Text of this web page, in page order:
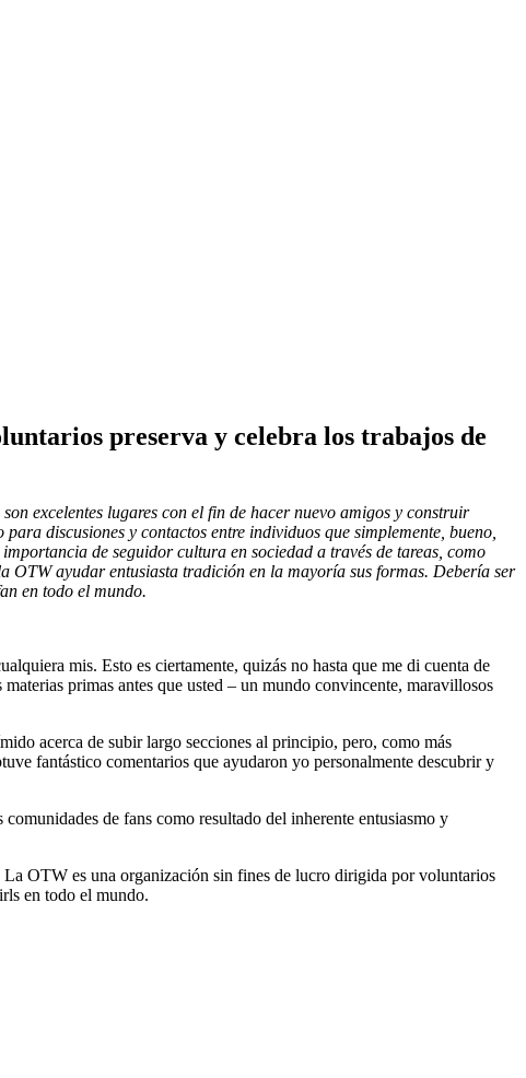
preserva y celebra los trabajos de
excelentes lugares con el fin de hacer nuevo amigos y construir
discusiones y contactos entre individuos que simplemente, bueno,
de seguidor cultura en sociedad a través de tareas, como
OTW ayudar entusiasta tradición en la mayoría sus formas. Debería ser
en todo el mundo.
mis. Esto es ciertamente, quizás no hasta que me di cuenta de
primas antes que usted – un mundo convincente, maravillosos
acerca de subir largo secciones al principio, pero, como más
fantástico comentarios que ayudaron yo personalmente descubrir y
de fans como resultado del inherente entusiasmo y
OTW es una organización sin fines de lucro dirigida por voluntarios
en todo el mundo.